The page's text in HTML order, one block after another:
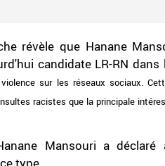
révèle que Hanane
candidate LR-RN
sur les réseaux sociaux.
racistes que la principale
Mansouri a